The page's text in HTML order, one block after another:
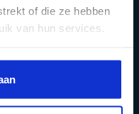
of die ze hebben
van hun services.